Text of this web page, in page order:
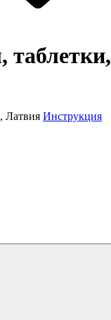
Латвия Инструкция